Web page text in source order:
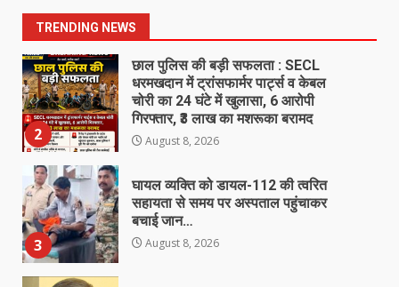
TRENDING NEWS
2
3
घायल व्यक्ति को डायल-112 की त्वरित
सहायता से समय पर अस्पताल पहुंचाकर
बचाई जान…
4
पेंशनर्स फेडरेशन संघ के राष्ट्रीय अध्यक्ष का
प्रथम जांजगीर आगमन…